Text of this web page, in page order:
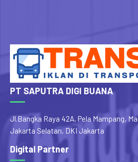
PT SAPUTRA DIGI BUANA
Jl.Bangka Raya 42A, Pela Mampang,
Jakarta Selatan, DKI Jakarta
Digital Partner